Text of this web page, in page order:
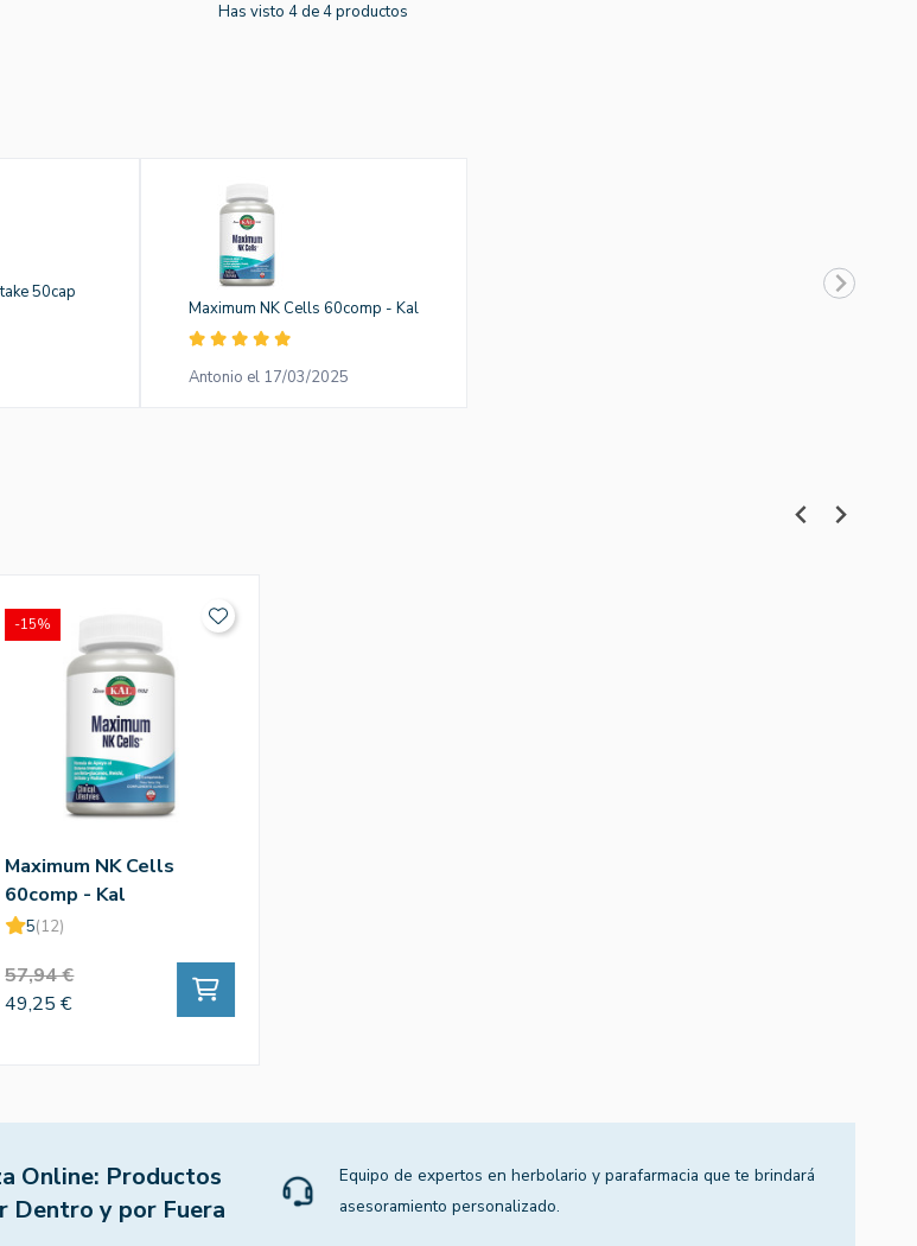
Has visto 4 de 4 productos
50cap
Maximum NK Cells 60comp - Kal
Antonio el 17/03/2025
Maximum NK Cells
60comp - Kal
5(12)
57,94 €
49,25 €
-15%
Online: Productos
Dentro y por Fuera
Equipo de expertos en herbolario y parafarmacia que te brindará
asesoramiento personalizado.